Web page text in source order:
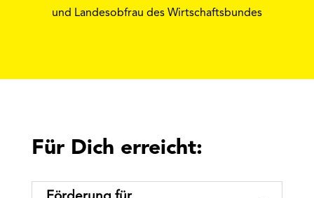
und Landesobfrau des Wirtschaftsbundes
Für Dich erreicht: